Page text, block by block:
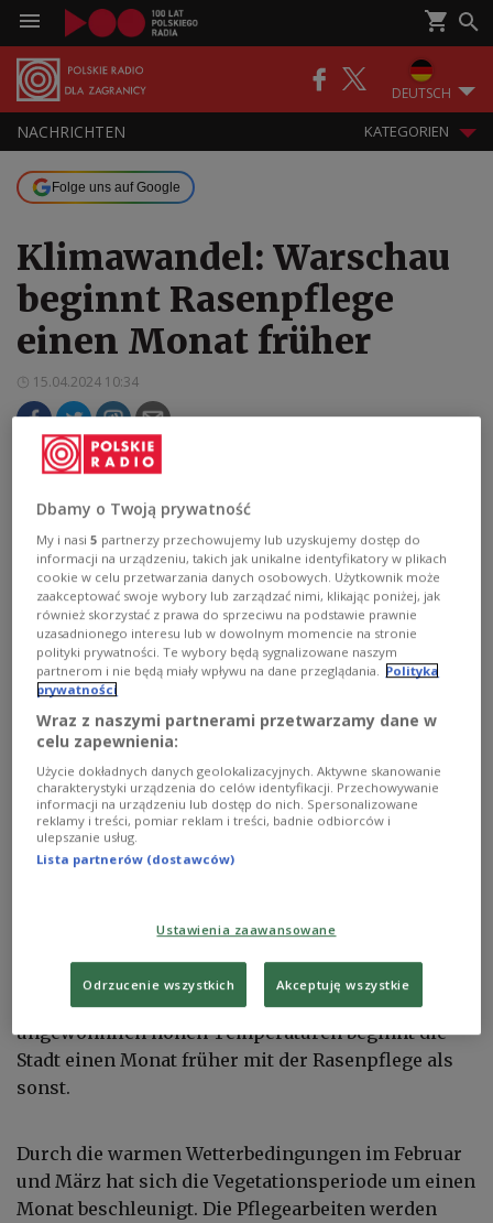
DEUTSCH
NACHRICHTEN KATEGORIEN
Folge uns auf Google
Klimawandel: Warschau
beginnt Rasenpflege
einen Monat früher
15.04.2024 10:34
Durch die warmen Wetterbedingungen im
Februar und März hat sich die
Vegetationsperiode um einen Monat
beschleunigt.
Photo: English Section
In Warschau findet heute das erste Rasenmähen
des Jahres entlang der Straßen statt. Aufgrund der
ungewöhnlich hohen Temperaturen beginnt die
Stadt einen Monat früher mit der Rasenpflege als
sonst.
Durch die warmen Wetterbedingungen im Februar
und März hat sich die Vegetationsperiode um einen
Monat beschleunigt. Die Pflegearbeiten werden
Dbamy o Twoją prywatność
My i nasi5 partnerzy przechowujemy lub uzyskujemy dostęp do
informacji na urządzeniu, takich jak unikalne identyfikatory w plikach
cookie w celu przetwarzania danych osobowych. Użytkownik może
zaakceptować swoje wybory lub zarządzać nimi, klikając poniżej, jak
również skorzystać z prawa do sprzeciwu na podstawie prawnie
uzasadnionego interesu lub w dowolnym momencie na stronie
polityki prywatności. Te wybory będą sygnalizowane naszym
partnerom i nie będą miały wpływu na dane przeglądania. Polityka
prywatności
Wraz z naszymi partnerami przetwarzamy dane w
celu zapewnienia:
Użycie dokładnych danych geolokalizacyjnych. Aktywne skanowanie
charakterystyki urządzenia do celów identyfikacji. Przechowywanie
informacji na urządzeniu lub dostęp do nich. Spersonalizowane
reklamy i treści, pomiar reklam i treści, badnie odbiorców i
ulepszanie usług.
Lista partnerów (dostawców)
Ustawienia zaawansowane
Odrzucenie wszystkich Akceptuję wszystkie